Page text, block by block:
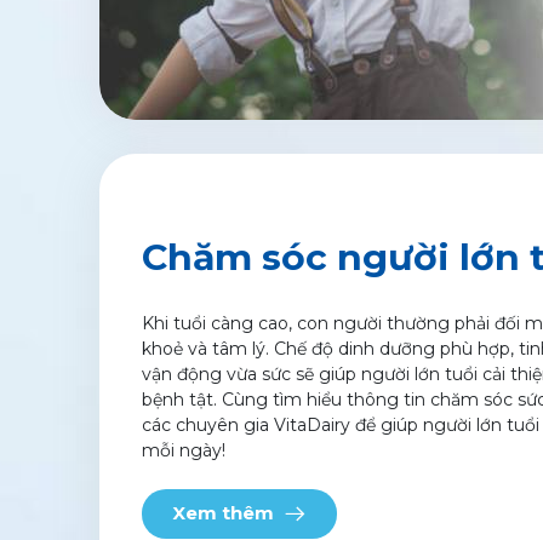
Chăm sóc người lớn
Khi tuổi càng cao, con người thường phải đối
khoẻ và tâm lý. Chế độ dinh dưỡng phù hợp,
vận động vừa sức sẽ giúp người lớn tuổi cải
bệnh tật. Cùng tìm hiểu thông tin chăm sóc
các chuyên gia VitaDairy để giúp người lớn
mỗi ngày!
Xem thêm